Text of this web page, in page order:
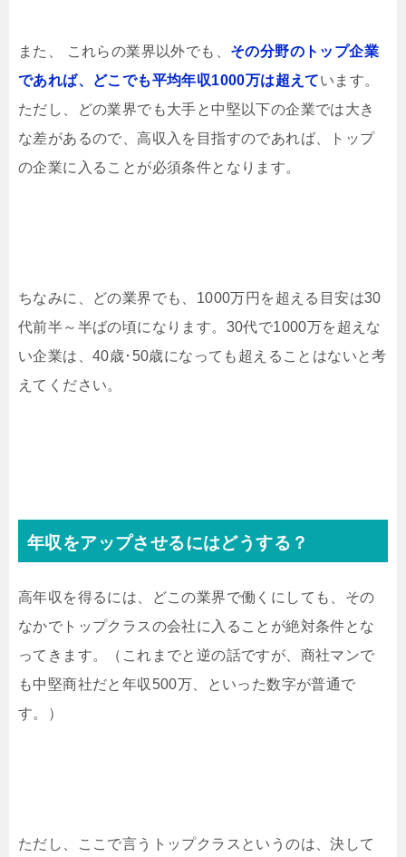
また、 これらの業界以外でも、 その分野のトップ企業
であれば、どこでも平均年収1000万は超えています。
ただし、どの業界でも大手と中堅以下の企業では大き
な差があるので、高収入を目指すのであれば、トップ
の企業に入ることが必須条件となります。
ちなみに、どの業界でも、1000万円を超える目安は30
代前半～半ばの頃になります。30代で1000万を超えな
い企業は、40歳･50歳になっても超えることはないと考
えてください。
年収をアップさせるにはどうする？
高年収を得るには、どこの業界で働くにしても、その
なかでトップクラスの会社に入ることが絶対条件とな
ってきます。（これまでと逆の話ですが、商社マンで
も中堅商社だと年収500万、といった数字が普通で
す。）
ただし、ここで言うトップクラスというのは、決して